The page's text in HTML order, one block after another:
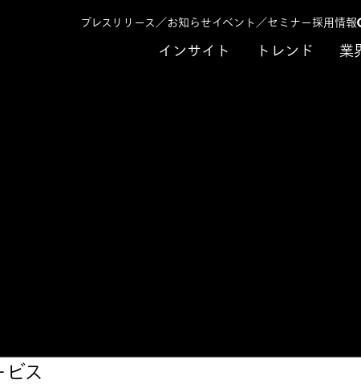
インサイト トレンド 業
プレスリリース／お知らせイベント／セミナー採用情報
ス